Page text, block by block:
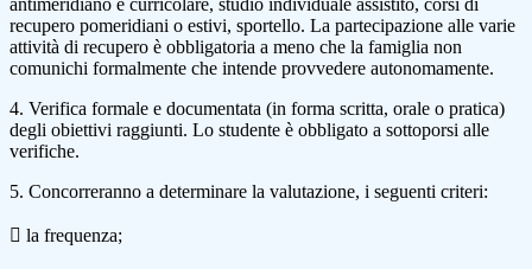
antimeridiano e curricolare, studio individuale assistito, corsi di
recupero pomeridiani o estivi, sportello. La partecipazione alle varie
attività di recupero è obbligatoria a meno che la famiglia non
comunichi formalmente che intende provvedere autonomamente.
4. Verifica formale e documentata (in forma scritta, orale o pratica)
degli obiettivi raggiunti. Lo studente è obbligato a sottoporsi alle
verifiche.
5. Concorreranno a determinare la valutazione, i seguenti criteri:
 la frequenza;